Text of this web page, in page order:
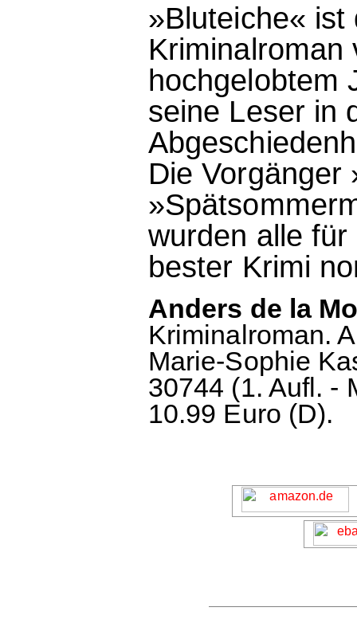
»Bluteiche«
Kriminalroman
hochgelobtem
seine Leser in
Die Vorgänger
wurden alle
bester Krimi
Anders de la
Kriminalroman.
Marie-Sophie
30744 (1. Aufl. -
10.99 Euro (D).